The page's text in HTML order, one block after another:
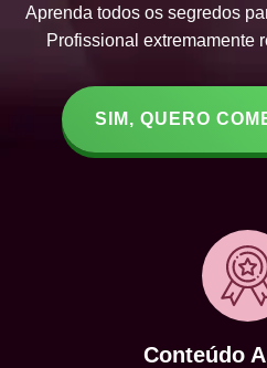
Aprenda todos os segredos
Profissional extremamente
SIM, QUERO
Conteúdo